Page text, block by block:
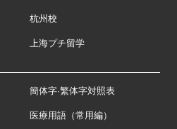
杭州校
上海プチ留学
簡体字·繁体字対照表
医療用語（常用編）